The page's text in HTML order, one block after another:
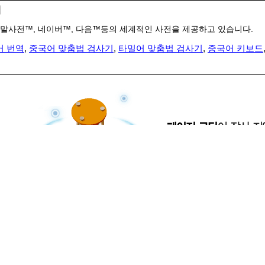
사전™, 네이버™, 다음™등의 세계적인 사전을 제공하고 있습니다.
번역, 중국어 맞춤법 검사기, 타밀어 맞춤법 검사기, 중국어 키보드